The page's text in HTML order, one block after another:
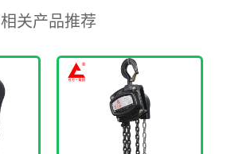
相关产品推荐